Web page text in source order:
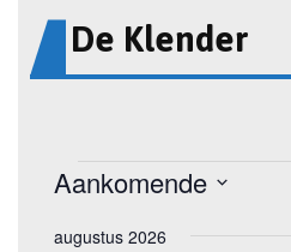
De Klender